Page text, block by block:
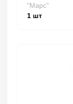
"Марс"
1 шт